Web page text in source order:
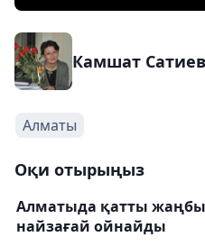
Камшат
Алматы
Оқи отырыңыз
Алматыда қатты
найзағай ойнайды